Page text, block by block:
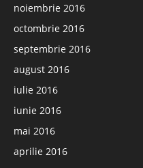
noiembrie 2016
octombrie 2016
septembrie 2016
august 2016
iulie 2016
iunie 2016
mai 2016
aprilie 2016